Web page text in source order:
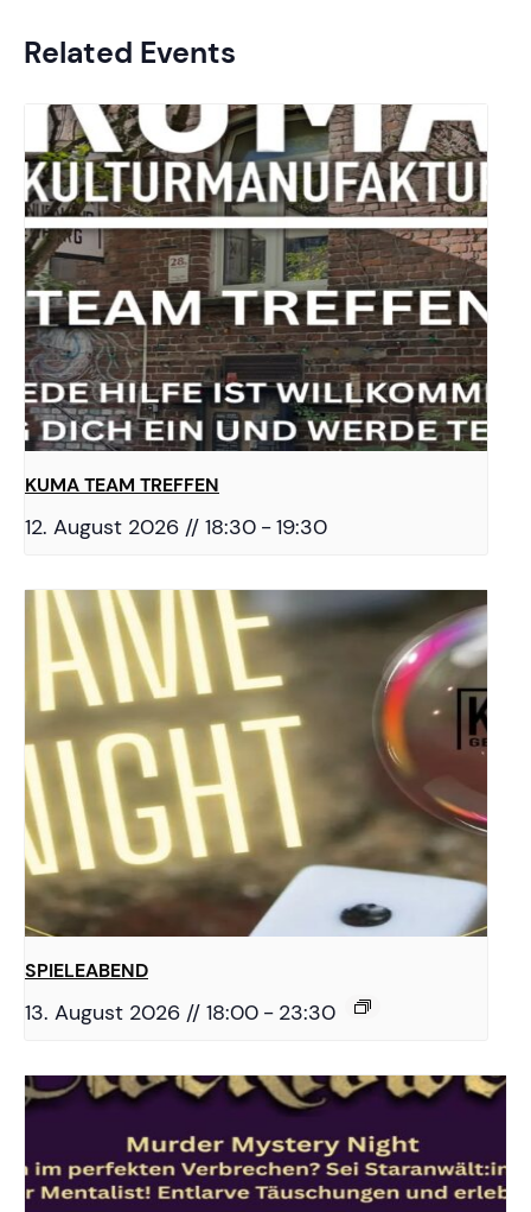
Related Events
KUMA TEAM TREFFEN
12. August 2026 // 18:30 -19:30
SPIELEABEND
13. August 2026 // 18:00 - 23:30